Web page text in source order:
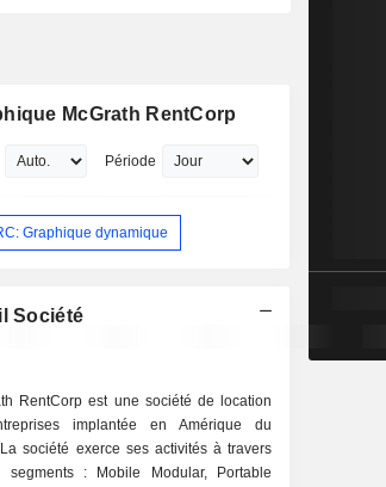
McGrath RentCorp
Période
Graphique dynamique
Société
RentCorp est une société de location
implantée en Amérique du
société exerce ses activités à travers
segments : Mobile Modular, Portable